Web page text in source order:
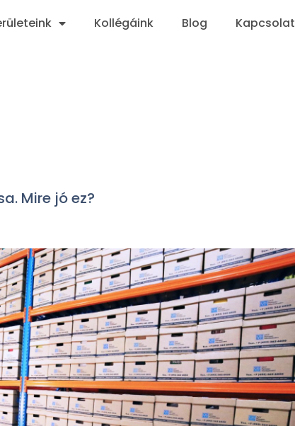
Kollégáink Blog Kapcsolat
Mire jó ez?